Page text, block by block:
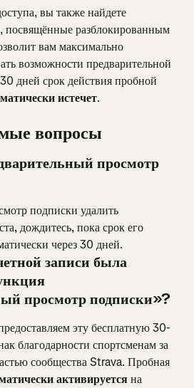
вы также найдете
посвящённые разблокированным
вам максимально
возможности предварительной
дней срок действия пробной
истечет.
вопросы
просмотр
подписки удалить
дождитесь, пока срок его
через 30 дней.
записи была
просмотр подписки»?
эту бесплатную 30-
благодарности спортсменам за
сообщества Strava. Пробная
активируется на